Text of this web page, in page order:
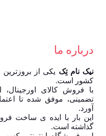
درباره ما
نیک نام تِکیکی از بروزترین
کشور است.
با فروش کالای
تضمینی، موفق شده تا
آورد.
این بار با ایده ی ساخت
گذاشته است.